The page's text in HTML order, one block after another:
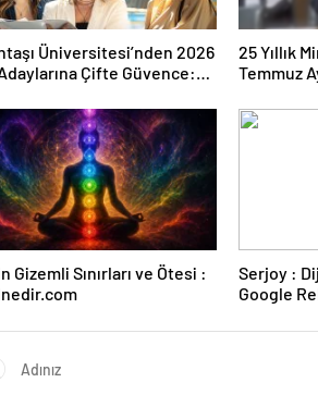
Üniversitesi’nden 2026
Çifte Güvence:
25 Yıllık
Temmuz
Gizemli Sınırları ve Ötesi :
Serjoy : Dijital Medya Ajansı,
Google